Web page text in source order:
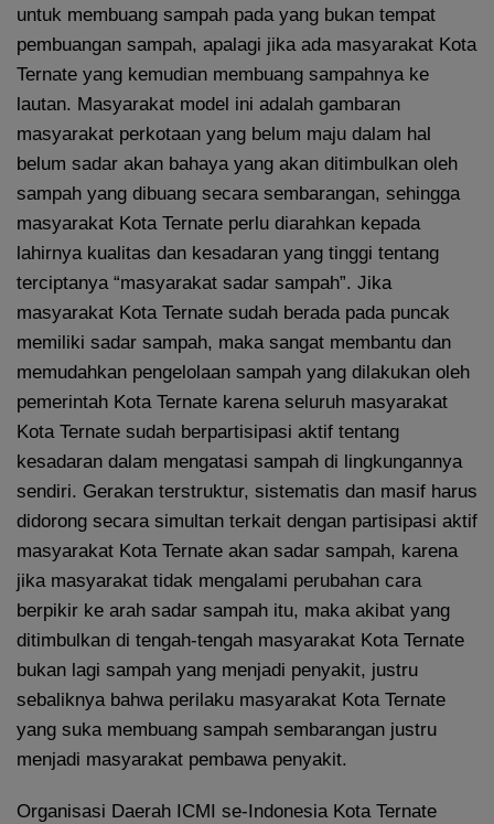
untuk membuang sampah pada yang bukan tempat
pembuangan sampah, apalagi jika ada masyarakat Kota
Ternate yang kemudian membuang sampahnya ke
lautan. Masyarakat model ini adalah gambaran
masyarakat perkotaan yang belum maju dalam hal
belum sadar akan bahaya yang akan ditimbulkan oleh
sampah yang dibuang secara sembarangan, sehingga
masyarakat Kota Ternate perlu diarahkan kepada
lahirnya kualitas dan kesadaran yang tinggi tentang
terciptanya “masyarakat sadar sampah”. Jika
masyarakat Kota Ternate sudah berada pada puncak
memiliki sadar sampah, maka sangat membantu dan
memudahkan pengelolaan sampah yang dilakukan oleh
pemerintah Kota Ternate karena seluruh masyarakat
Kota Ternate sudah berpartisipasi aktif tentang
kesadaran dalam mengatasi sampah di lingkungannya
sendiri. Gerakan terstruktur, sistematis dan masif harus
didorong secara simultan terkait dengan partisipasi aktif
masyarakat Kota Ternate akan sadar sampah, karena
jika masyarakat tidak mengalami perubahan cara
berpikir ke arah sadar sampah itu, maka akibat yang
ditimbulkan di tengah-tengah masyarakat Kota Ternate
bukan lagi sampah yang menjadi penyakit, justru
sebaliknya bahwa perilaku masyarakat Kota Ternate
yang suka membuang sampah sembarangan justru
menjadi masyarakat pembawa penyakit.
Organisasi Daerah ICMI se-Indonesia Kota Ternate